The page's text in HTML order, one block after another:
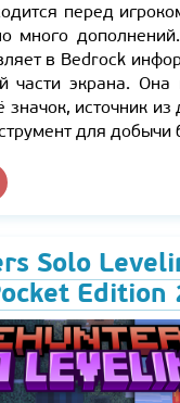
перед
много
в Bedrock
части экрана. Она
значок, источник из
для добычи
Solo
Edition